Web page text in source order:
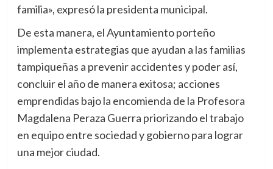
familia», expresó la presidenta municipal.
De esta manera, el Ayuntamiento porteño
implementa estrategias que ayudan a las familias
tampiqueñas a prevenir accidentes y poder así,
concluir el año de manera exitosa; acciones
emprendidas bajo la encomienda de la Profesora
Magdalena Peraza Guerra priorizando el trabajo
en equipo entre sociedad y gobierno para lograr
una mejor ciudad.